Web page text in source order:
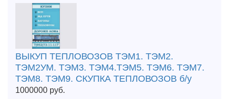
ВЫКУП ТЕПЛОВОЗОВ ТЭМ1. ТЭМ2.
ТЭМ2УМ. ТЭМ3. ТЭМ4.ТЭМ5. ТЭМ6. ТЭМ7.
ТЭМ8. ТЭМ9. СКУПКА ТЕПЛОВОЗОВ б/у
1000000 руб.